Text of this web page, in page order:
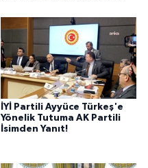
İYİ Partili Ayyüce Türkeş'e
Yönelik Tutuma AK Partili
İsimden Yanıt!